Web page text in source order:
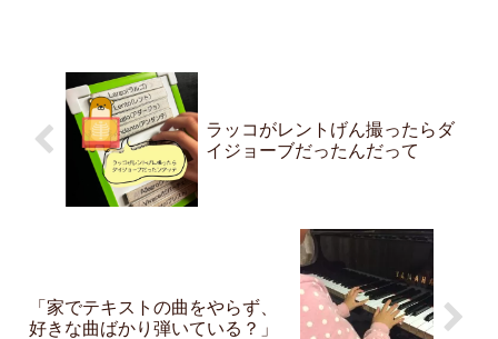
ラッコがレントげん撮ったらダ
イジョーブだったんだって
「家でテキストの曲をやらず、
好きな曲ばかり弾いている？」